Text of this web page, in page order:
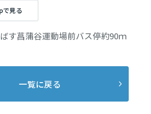
で見る
す菖蒲谷運動場前バス停約90ｍ
一覧に戻る